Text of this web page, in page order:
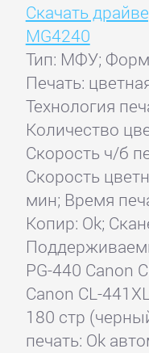
Скачать
MG4240
Тип: МФУ;
Печать:
Технология
Количество
Скорость ч/б
Скорость
мин; Время
Копир: Ok;
PG-440 Canon
Canon CL-
180 стр
печать: Ok